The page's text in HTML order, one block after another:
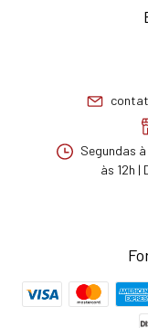
Segundas
às 12h |